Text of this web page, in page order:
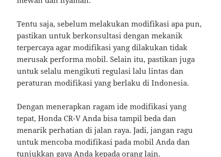
Tentu saja, sebelum melakukan modifikasi apa pun,
pastikan untuk berkonsultasi dengan mekanik
terpercaya agar modifikasi yang dilakukan tidak
merusak performa mobil. Selain itu, pastikan juga
untuk selalu mengikuti regulasi lalu lintas dan
peraturan modifikasi yang berlaku di Indonesia.
Dengan menerapkan ragam ide modifikasi yang
tepat, Honda CR-V Anda bisa tampil beda dan
menarik perhatian di jalan raya. Jadi, jangan ragu
untuk mencoba modifikasi pada mobil Anda dan
tunjukkan gaya Anda kepada orang lain.